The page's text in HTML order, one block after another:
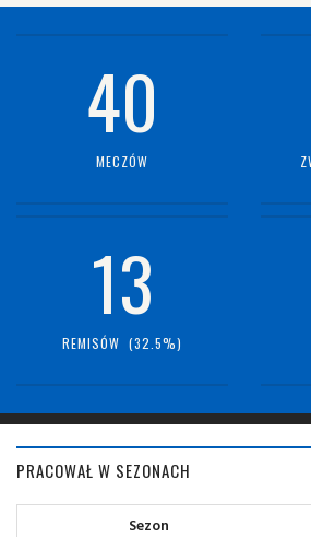
40
MECZÓW
13
REMISÓW (32.5%)
PRACOWAŁ W SEZONACH
Sezon